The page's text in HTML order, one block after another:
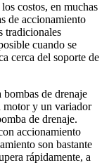
costos, en muchas
de accionamiento
tradicionales
cuando se
cerca del soporte de
de drenaje
motor y un variador
de drenaje.
accionamiento
son bastante
rápidamente, a